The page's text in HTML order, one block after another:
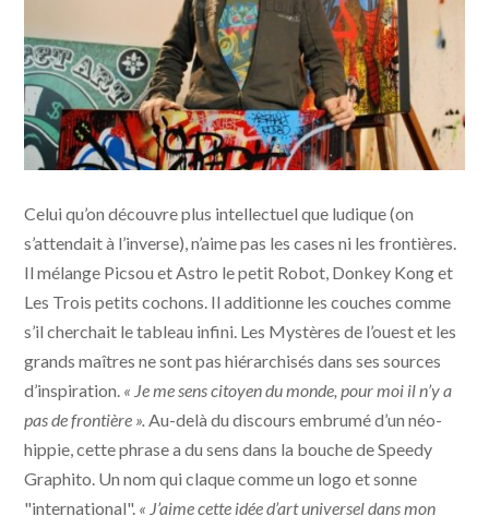
Celui qu’on découvre plus intellectuel que ludique (on
s’attendait à l’inverse), n’aime pas les cases ni les frontières.
Il mélange Picsou et Astro le petit Robot, Donkey Kong et
Les Trois petits cochons. Il additionne les couches comme
s’il cherchait le tableau infini. Les Mystères de l’ouest et les
grands maîtres ne sont pas hiérarchisés dans ses sources
d’inspiration. « Je me sens citoyen du monde, pour moi il n’y a
pas de frontière ».Au-delà du discours embrumé d’un néo-
hippie, cette phrase a du sens dans la bouche de Speedy
Graphito. Un nom qui claque comme un logo et sonne
"international". « J’aime cette idée d’art universel dans mon